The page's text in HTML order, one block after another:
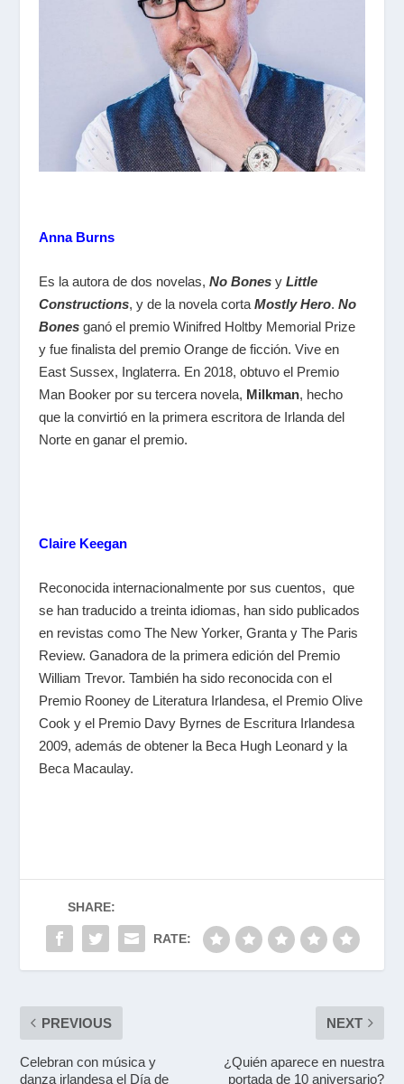
Anna Burns
Es la autora de dos novelas, No Bonesy Little
Constructions, y de la novela corta Mostly Hero. No
Bonesganó el premio Winifred Holtby Memorial Prize
y fue finalista del premio Orange de ficción. Vive en
East Sussex, Inglaterra. En 2018, obtuvo el Premio
Man Bookerpor su tercera novela, Milkman, hecho
que la convirtió en la primera escritora de Irlanda del
Norte en ganar el premio.
Claire Keegan
Reconocida internacionalmente por sus cuentos, que
se han traducido a treinta idiomas, han sido publicados
en revistas comoThe New Yorker, Granta yThe Paris
Review. Ganadora de la primera edición del Premio
William Trevor. También ha sido reconocida con el
Premio Rooney de Literatura Irlandesa, el Premio Olive
Cook y el Premio Davy Byrnes de Escritura Irlandesa
2009, además de obtener la Beca Hugh Leonard y la
Beca Macaulay.
SHARE:
RATE:
PREVIOUS
Celebran con música y
danza irlandesa el Día de
NEXT
¿Quién aparece en nuestra
portada de 10 aniversario?